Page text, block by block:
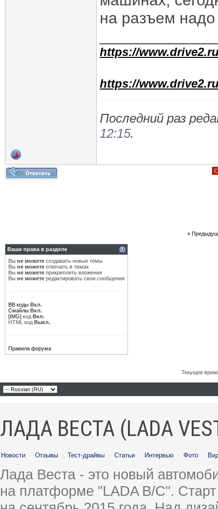
на разъем надо
https://
https://
Последний раз
12:15.
«
Ваши права в разделе
Вы не можете создавать новые темы
Вы не можете отвечать в темах
Вы не можете прикреплять вложения
Вы не можете редактировать свои сообщения
BB коды Вкл.
Смайлы Вкл.
[IMG] код Вкл.
HTML код Выкл.
Правила форума
Текущее
ЛАДА ВЕСТА (LADA
Новости · Отзывы · Тест-драйвы · Статьи · Интервью · Фото ·
Лада Веста - это новый
на платформе "LADA B/C".